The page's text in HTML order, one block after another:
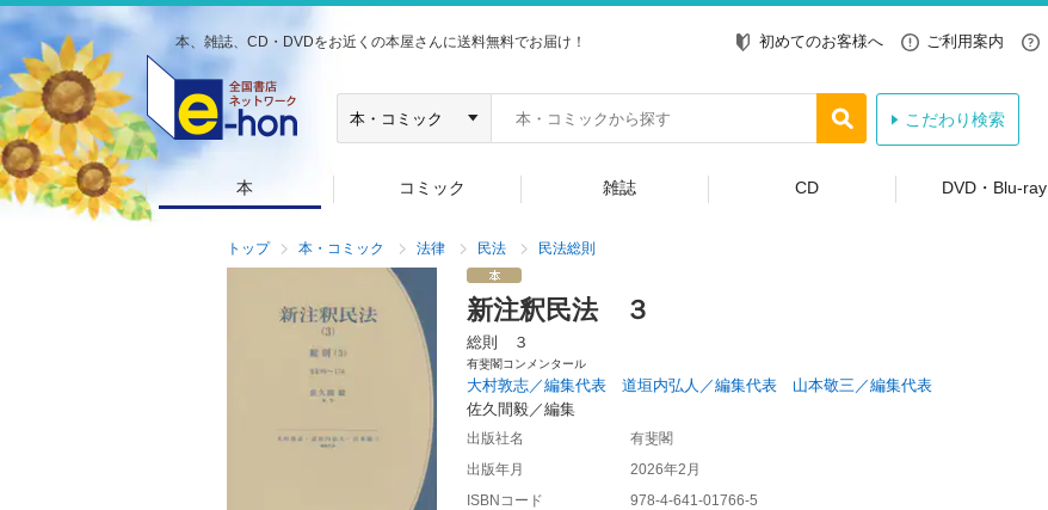
本、雑誌、CD・DVDをお近くの本屋さんに送料無料でお届け！ 初めてのお客様へ ご利用案内
こだわり検索
本 コミック 雑誌 CD DVD・Blu-ray
トップ 本・コミック 法律 民法 民法総則
新注釈民法 ３
総則 ３
有斐閣コンメンタール
大村敦志／編集代表 道垣内弘人／編集代表 山本敬三／編集代表
佐久間毅／編集
出版社名
有斐閣
出版年月
2026年2月
ISBNコード
978-4-641-01766-5